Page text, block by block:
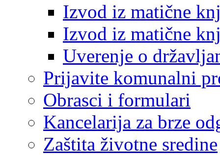
Izvod iz matične
Izvod iz matične
Uverenje o
Prijavite komunalni
Obrasci i formulari
Kancelarija za brze
Zaštita životne sredine